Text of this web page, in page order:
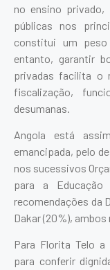
no ensino
públicas nos
constitui um
entanto, garantir
privadas facilita o
fiscalização,
desumanas.
Angola está
emancipada, pelo
nos sucessivos
para a
recomendações da
Dakar (20%),
Para Florita Telo
para conferir